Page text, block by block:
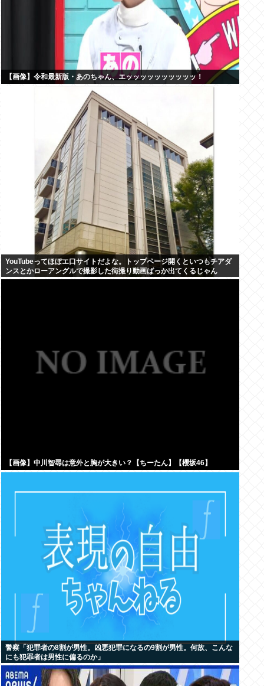
【画像】令和最新版・あのちゃん、エッッッッッッッッッッ！
YouTubeってほぼエ口サイトだよな。トップページ開くといつもチアダ
ンスとかローアングルで撮影した街撮り動画ばっか出てくるじゃん
【画像】中川智尋は意外と胸が大きい？【ちーたん】【櫻坂46】
警察「犯罪者の8割が男性。凶悪犯罪になるの9割が男性。何故、こんな
にも犯罪者は男性に偏るのか」